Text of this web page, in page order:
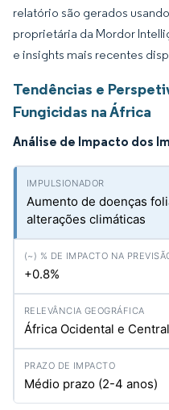
relatório são gerados
proprietária da Mordor
e insights mais recentes
Tendências e
Fungicidas na África
Análise de Impacto dos
Aumento de doenças
alterações climáticas
+0.8%
África Ocidental e
Médio prazo (2-4 anos)